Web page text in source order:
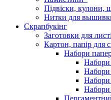
Підвіски, кулони,
Нитки для
Скрапбукінг
Заготовки для
Картон, папір для
Набори
Набори
Набори
Набори
Набори